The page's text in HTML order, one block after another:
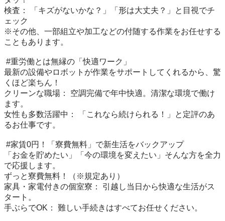
検査： 「キズがないかな？」「形は大丈夫？」と目視でチ
ェック
※その他、一部組立や加工などの付随する作業をお任せする
こともあります。
最新の設備やロボットが作業をサポートしてくれるから、驚
くほど楽ちん！
クリーンな職場： 空調完備で年中快適。清潔な環境で働け
ます。
女性も多数活躍中： 「これなら続けられる！」と定評のあ
るお仕事です。
「お金を貯めたい」「今の環境を変えたい」そんな方を全力
で応援します。
ずっと寮費無料！（※規定あり）
家具・家電付きの個室寮： 引越し当日から快適な生活がス
タート。
手ぶらでOK： 難しい手続きはすべてお任せください。